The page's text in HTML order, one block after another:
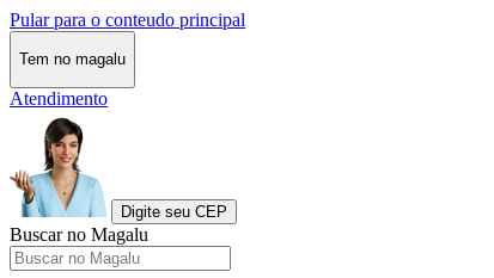
Pular para o conteudo principal
Tem no magalu
Atendimento
Digite seu CEP
Buscar no Magalu